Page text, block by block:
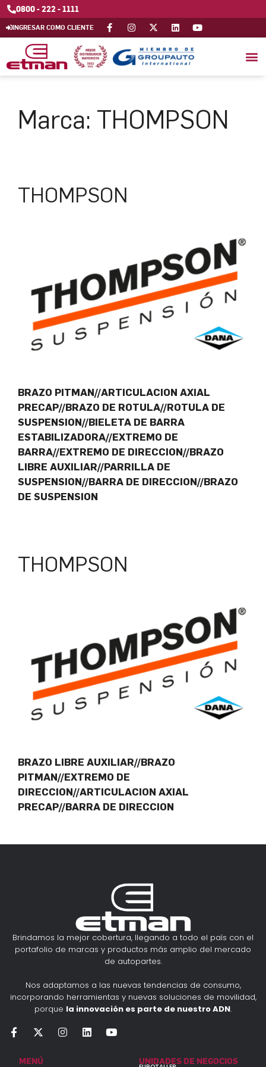
0800 - 222 - 1111
INGRESAR COMO CLIENTE
Marca: THOMPSON
THOMPSON
BRAZO PITMAN//ARTICULACION AXIAL
PRECAP//BRAZO DE ROTULA//ROTULA DE
SUSPENSION//BIELETA DE BARRA
ESTABILIZADORA//EXTREMO DE
BARRA//EXTREMO DE DIRECCION//BRAZO
LIBRE AUXILIAR//PARRILLA DE
SUSPENSION//BARRA DE DIRECCION//BRAZO
DE SUSPENSION
THOMPSON
BRAZO LIBRE AUXILIAR//BRAZO
PITMAN//EXTREMO DE
DIRECCION//ARTICULACION AXIAL
PRECAP//BARRA DE DIRECCION
Brindamos la mejor cobertura, llegando a todo el país con el
portafolio de marcas y productos más amplio del mercado
de autopartes.
Nos adaptamos a las nuevas tendencias de consumo,
incorporando herramientas y nuevas soluciones de movilidad,
porque la innovación es parte de nuestro ADN.
MENÚ UNIDADES DE NEGOCIOS